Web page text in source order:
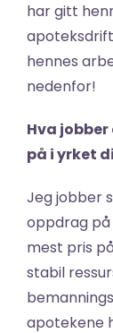
Select
Norsk
har gitt
apoteksdrift
hennes
nedenfor!
Hva
på i yrket
Jeg jobber
oppdrag
mest pris
stabil
apotekene